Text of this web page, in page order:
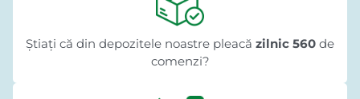
Știați că din depozitele noastre pleacă zilnic 560 de
comenzi?